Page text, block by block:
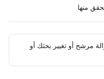
مرشح أو تغيير بحثك أو